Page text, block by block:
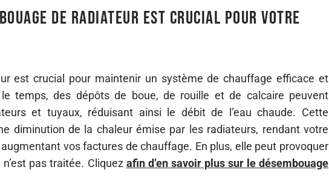
de radiateur est crucial pour votre
est crucial pour maintenir un système de chauffage efficace et
temps, des dépôts de boue, de rouille et de calcaire peuvent
et tuyaux, réduisant ainsi le débit de l’eau chaude. Cette
diminution de la chaleur émise par les radiateurs, rendant votre
vos factures de chauffage. En plus, elle peut provoquer
pas traitée. Cliquez afin d’en savoir plus sur le désembouage